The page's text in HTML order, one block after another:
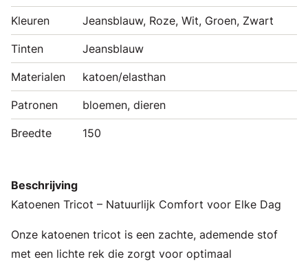
Kleuren Jeansblauw, Roze, Wit, Groen, Zwart
Tinten Jeansblauw
Materialen katoen/elasthan
Patronen bloemen, dieren
Breedte 150
Beschrijving
Katoenen Tricot – Natuurlijk Comfort voor Elke Dag
Onze katoenen tricot is een zachte, ademende stof
met een lichte rek die zorgt voor optimaal